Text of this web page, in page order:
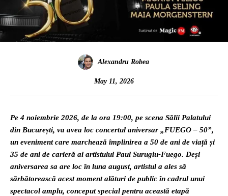
Alexandru Robea
May 11, 2026
Pe 4 noiembrie 2026, de la ora 19:00, pe scena Sălii Palatului
din București, va avea loc concertul aniversar „FUEGO – 50”,
un eveniment care marchează împlinirea a 50 de ani de viață și
35 de ani de carieră ai artistului Paul Surugiu-Fuego. Deși
aniversarea sa are loc în luna august, artistul a ales să
sărbătorească acest moment alături de public în cadrul unui
spectacol amplu, conceput special pentru această etapă